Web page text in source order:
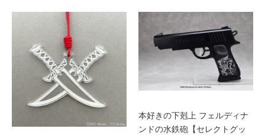
本好きの下剋上 フェルディナ
ンドの水鉄砲【セレクトグッ